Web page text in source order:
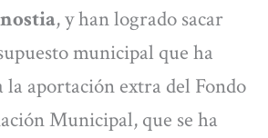
, y han logrado sacar
municipal que ha
la aportación extra del Fondo
Municipal, que se ha